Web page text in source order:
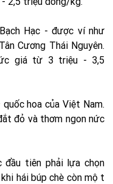
Hạc - được ví như
Cương Thái Nguyên.
giá từ 3 triệu - 3,5
hoa của Việt Nam.
đỏ và thơm ngon nức
tiên phải lựa chọn
hái búp chè còn một